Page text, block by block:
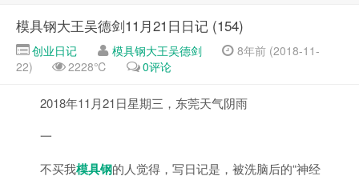
模具钢大王吴德剑11月21日日记 (154)
创业日记 模具钢大王吴德剑
8年前 (2018-11-
22)
2228℃ 0评论
2018年11月21日星期三，东莞天气阴雨
一
不买我模具钢的人觉得，写日记是，被洗脑后的“神经